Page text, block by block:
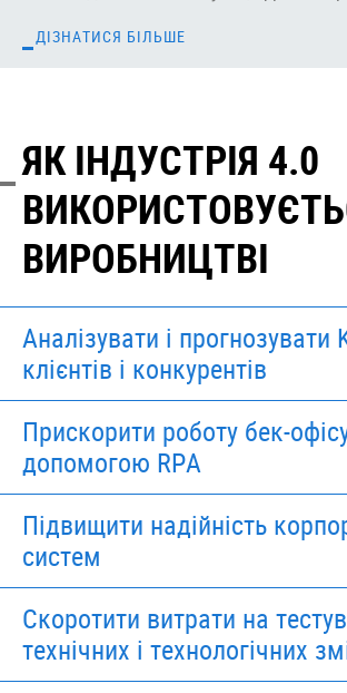
ДІЗНАТИСЯ БІЛЬШЕ
ЯК ІНДУСТРІЯ 4.0
ВИРОБНИЦТВІ
Аналізувати і прогнозувати
клієнтів і конкурентів
Прискорити роботу бек-
допомогою RPA
Підвищити надійність
систем
Скоротити витрати на
технічних і технологічних